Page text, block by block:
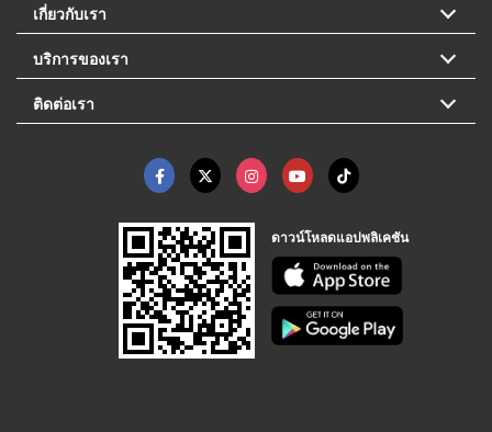
เกี่ยวกับเรา
บริการของเรา
ติดต่อเรา
ดาวน์โหลดแอปพลิเคชัน